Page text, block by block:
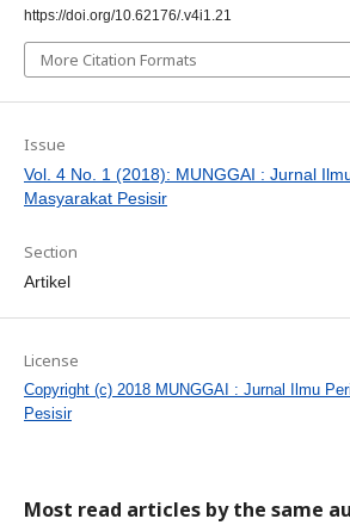
https://doi.org/10.62176/.v4i1.21
More Citation Formats
Issue
Vol. 4 No. 1 (2018): MUNGGAI : Jurnal
Masyarakat Pesisir
Section
Artikel
License
Copyright (c) 2018 MUNGGAI : Jurnal Ilmu
Pesisir
Most read articles by the same